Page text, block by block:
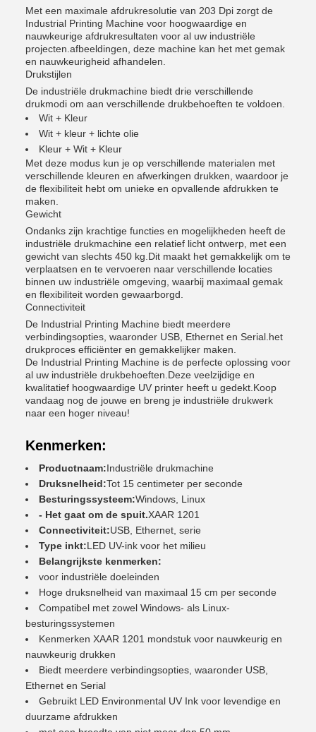
Met een maximale afdrukresolutie van 203 Dpi zorgt de
Industrial Printing Machine voor hoogwaardige en
nauwkeurige afdrukresultaten voor al uw industriële
projecten.afbeeldingen, deze machine kan het met gemak
en nauwkeurigheid afhandelen.
Drukstijlen
De industriële drukmachine biedt drie verschillende
drukmodi om aan verschillende drukbehoeften te voldoen.
Wit + Kleur
Wit + kleur + lichte olie
Kleur + Wit + Kleur
Met deze modus kun je op verschillende materialen met
verschillende kleuren en afwerkingen drukken, waardoor je
de flexibiliteit hebt om unieke en opvallende afdrukken te
maken.
Gewicht
Ondanks zijn krachtige functies en mogelijkheden heeft de
industriële drukmachine een relatief licht ontwerp, met een
gewicht van slechts 450 kg.Dit maakt het gemakkelijk om te
verplaatsen en te vervoeren naar verschillende locaties
binnen uw industriële omgeving, waarbij maximaal gemak
en flexibiliteit worden gewaarborgd.
Connectiviteit
De Industrial Printing Machine biedt meerdere
verbindingsopties, waaronder USB, Ethernet en Serial.het
drukproces efficiënter en gemakkelijker maken.
De Industrial Printing Machine is de perfecte oplossing voor
al uw industriële drukbehoeften.Deze veelzijdige en
kwalitatief hoogwaardige UV printer heeft u gedekt.Koop
vandaag nog de jouwe en breng je industriële drukwerk
naar een hoger niveau!
Kenmerken:
Productnaam:Industriële drukmachine
Druksnelheid:Tot 15 centimeter per seconde
Besturingssysteem:Windows, Linux
- Het gaat om de spuit.XAAR 1201
Connectiviteit:USB, Ethernet, serie
Type inkt:LED UV-ink voor het milieu
Belangrijkste kenmerken:
voor industriële doeleinden
Hoge druksnelheid van maximaal 15 cm per seconde
Compatibel met zowel Windows- als Linux-
besturingssystemen
Kenmerken XAAR 1201 mondstuk voor nauwkeurig en
nauwkeurig drukken
Biedt meerdere verbindingsopties, waaronder USB,
Ethernet en Serial
Gebruikt LED Environmental UV Ink voor levendige en
duurzame afdrukken